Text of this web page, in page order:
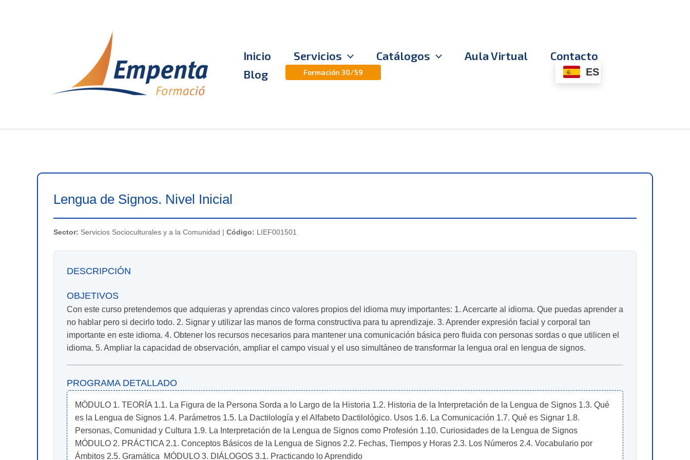
Inicio Servicios Catálogos Aula Virtual
Contacto
Blog
Formación 30/59 ES
Lengua de Signos. Nivel Inicial
Sector: Servicios Socioculturales y a la Comunidad | Código: LIEF001501
DESCRIPCIÓN
OBJETIVOS
Con este curso pretendemos que adquieras y aprendas cinco valores propios del idioma muy importantes: 1. Acercarte al idioma. Que puedas aprender a
no hablar pero si decirlo todo. 2. Signar y utilizar las manos de forma constructiva para tu aprendizaje. 3. Aprender expresión facial y corporal tan
importante en este idioma. 4. Obtener los recursos necesarios para mantener una comunicación básica pero fluida con personas sordas o que utilicen el
idioma. 5. Ampliar la capacidad de observación, ampliar el campo visual y el uso simultáneo de transformar la lengua oral en lengua de signos.
PROGRAMA DETALLADO
MÓDULO 1. TEORÍA 1.1. La Figura de la Persona Sorda a lo Largo de la Historia 1.2. Historia de la Interpretación de la Lengua de Signos 1.3. Qué
es la Lengua de Signos 1.4. Parámetros 1.5. La Dactilología y el Alfabeto Dactilológico. Usos 1.6. La Comunicación 1.7. Qué es Signar 1.8.
Personas, Comunidad y Cultura 1.9. La Interpretación de la Lengua de Signos como Profesión 1.10. Curiosidades de la Lengua de Signos
MÓDULO 2. PRÁCTICA 2.1. Conceptos Básicos de la Lengua de Signos 2.2. Fechas, Tiempos y Horas 2.3. Los Números 2.4. Vocabulario por
Ámbitos 2.5. Gramática  MÓDULO 3. DIÁLOGOS 3.1. Practicando lo Aprendido